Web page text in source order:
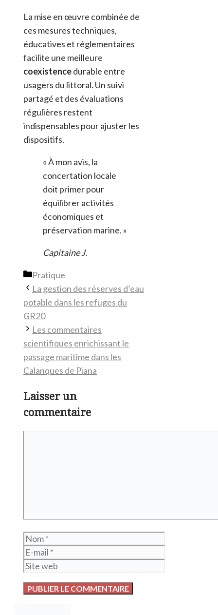
La mise en œuvre combinée de
ces mesures techniques,
éducatives et réglementaires
facilite une meilleure
coexistencedurable entre
usagers du littoral. Un suivi
partagé et des évaluations
régulières restent
indispensables pour ajuster les
dispositifs.
« À mon avis, la
concertation locale
doit primer pour
équilibrer activités
économiques et
préservation marine. »
Capitaine J.
Catégories
Pratique
La gestion des réserves d’eau
potable dans les refuges du
GR20
Les commentaires
scientifiques enrichissant le
passage maritime dans les
Calanques de Piana
Laisser un
commentaire
Nom
E-
mail
Site